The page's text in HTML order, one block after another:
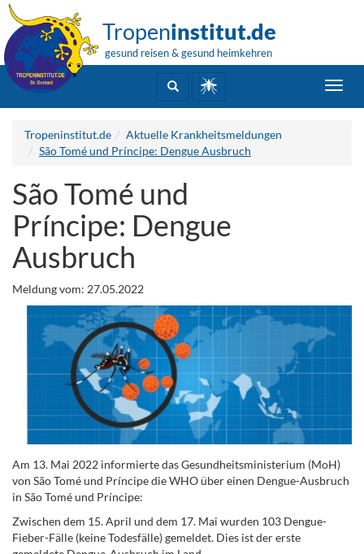
Tropeninstitut.de
gesund reisen & gesund heimkehren
Tropeninstitut.de
Aktuelle Krankheitsmeldungen
São Tomé und Príncipe: Dengue Ausbruch
São Tomé und
Príncipe: Dengue
Ausbruch
Meldung vom: 27.05.2022
Am 13. Mai 2022 informierte das Gesundheitsministerium (MoH)
von São Tomé und Príncipe die WHO über einen Dengue-Ausbruch
in São Tomé und Príncipe:
Zwischen dem 15. April und dem 17. Mai wurden 103 Dengue-
Fieber-Fälle (keine Todesfälle) gemeldet. Dies ist der erste